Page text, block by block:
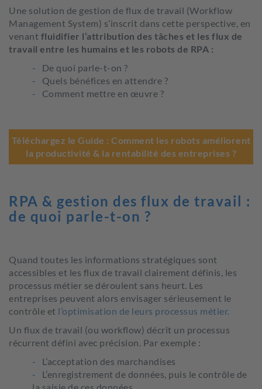
Une solution de gestion de flux de travail (Workflow
Management System) s’inscrit dans cette perspective, en
venant fluidifier l’attribution des tâches et les flux de
travail entre les humains et les robots de RPA :
De quoi parle-t-on ?
Quels bénéfices en attendre ?
Comment mettre en œuvre ?
Téléchargez le Guide : Comment les robots améliorent
la productivité & la rentabilité des entreprises ?
RPA & gestion des flux de travail :
de quoi parle-t-on ?
Quand toutes les informations stratégiques sont
accessibles et les flux de travail clairement définis, les
processus métier se déroulent sans heurt. Les
entreprises peuvent alors envisager sérieusement le
contrôle et l’optimisation de leurs processus métier.
Un flux de travail (ou workflow) décrit un processus
récurrent défini avec précision. Par exemple :
L’acceptation des marchandises
L’enregistrement de données, puis le contrôle de